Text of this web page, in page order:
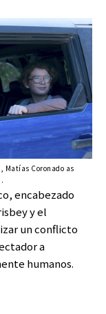
Matías Coronado as
encabezado
y el
un conflicto
a
humanos.